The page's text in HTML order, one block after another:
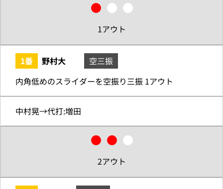
1アウト
1番 野村大
空三振
内角低めのスライダーを空振り三振 1アウト
中村晃→代打:増田
2アウト